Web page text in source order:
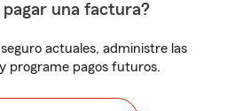
pagar una factura?
actuales, administre las
programe pagos futuros.